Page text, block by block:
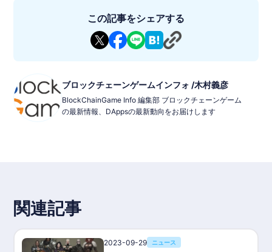
この記事をシェアする
ブロックチェーンゲームインフォ /木村義彦
BlockChainGame Info 編集部 ブロックチェーンゲーム
の最新情報、DAppsの最新動向をお届けします
関連記事
2023-09-29 ニュース